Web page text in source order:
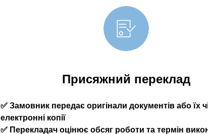
Присяжний переклад
✅ Замовник передає оригінали документів або їх
електронні копії
✅ Перекладач оцінює обсяг роботи та термін